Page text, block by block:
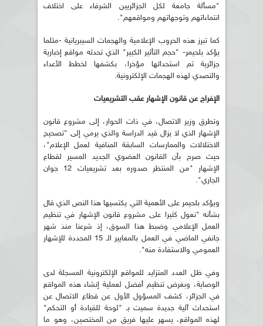
"مسألة جامعة لكل الجزائريين الشرفاء على اختلاف
انتماءاتهم وتوجهاتهم ومواقعهم".
كما تبرز هذه الحروب الإعلامية والهجمات السيبريانية -مثلما
يؤكد بلحيمر- "حجم التأثير الكبير" الذي تحدثه مواقع إخبارية
جزائرية تم استحداثها مؤخرا، بكشفها لخطط الأعداء
والتصدي لهذه الهجمات الإلكترونية.
الإفراج عن قانون الإشهار عقب التشريعيات
وتطرق وزير الاتصال، في ذات الحوار، إلى مشروع قانون
الإشهار الذي لا يزال قيد الدراسة والذي يرمي إلى "تصحيح
الاختلالات والممارسات السابقة المنافية لعمل الإعلام"،
حيث صرح بأن القانون العضوي الجديد المسير لقطاع
الإشهار "من المنتظر صدوره بعد تشريعيات 12 جوان
الجاري".
ويؤكد بلحيمر على الأهمية التي يكتسيها هذا النص الذي قال
بشأنه "نعول كثيرا على مشروع قانون الإشهار في تنظيم
العمل الإعلامي وضبط هذا السوق، إذ شرعنا منذ شهر
جانفي الماضي في العمل بالمعايير الـ 15 المحددة للإشهار
العمومي والاستفادة منه".
وفي ظل العدد المتزايد للمواقع الإلكترونية المسجلة لدى
الوصاية، وبغرض تنظيم أفضل لعملية إنشاء هذه المواقع
في الجزائر، كشف المسؤول الأول عن قطاع الاتصال عن
استحداث آلية جديدة سميت بـ "لوحة للقيادة أو التحكم"
لهذه المواقع، يسهر عليها فريق من المختصين، وهو ما